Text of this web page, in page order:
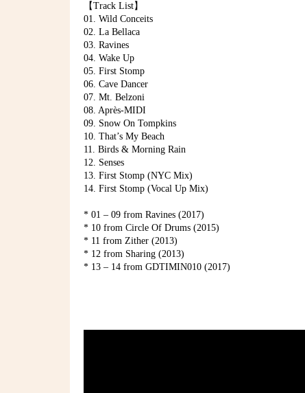
【Track List】
01. Wild Conceits
02. La Bellaca
03. Ravines
04. Wake Up
05. First Stomp
06. Cave Dancer
07. Mt. Belzoni
08. Après-MIDI
09. Snow On Tompkins
10. That’s My Beach
11. Birds & Morning Rain
12. Senses
13. First Stomp (NYC Mix)
14. First Stomp (Vocal Up Mix)
* 01 – 09 from Ravines (2017)
* 10 from Circle Of Drums (2015)
* 11 from Zither (2013)
* 12 from Sharing (2013)
* 13 – 14 from GDTIMIN010 (2017)